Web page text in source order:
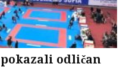
odličan